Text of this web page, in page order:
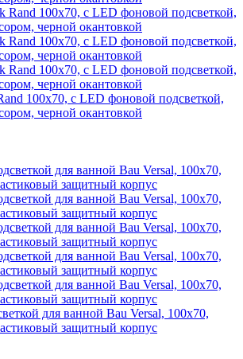
100х70, с LED фоновой подсветкой,
черной окантовкой
для ванной Bau Versal, 100х70,
защитный корпус